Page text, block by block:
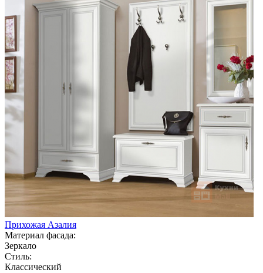
Прихожая Азалия
Материал фасада:
Зеркало
Стиль:
Классический